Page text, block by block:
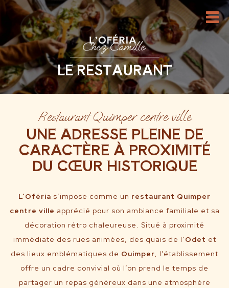
LE RESTAURANT
Restaurant Quimper centre ville
UNE ADRESSE PLEINE DE
CARACTÈRE À PROXIMITÉ
DU CŒUR HISTORIQUE
L’Oféria s’impose comme un restaurant Quimper
centre ville apprécié pour son ambiance familiale et sa
décoration rétro chaleureuse. Situé à proximité
immédiate des rues animées, des quais de l’Odet et
des lieux emblématiques de Quimper, l’établissement
offre un cadre convivial où l’on prend le temps de
partager un repas généreux dans une atmosphère